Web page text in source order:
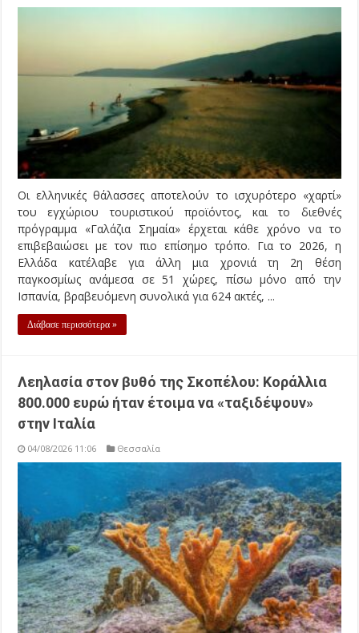
Οι ελληνικές θάλασσες αποτελούν το ισχυρότερο «χαρτί»
του εγχώριου τουριστικού προϊόντος, και το διεθνές
πρόγραμμα «Γαλάζια Σημαία» έρχεται κάθε χρόνο να το
επιβεβαιώσει με τον πιο επίσημο τρόπο. Για το 2026, η
Ελλάδα κατέλαβε για άλλη μια χρονιά τη 2η θέση
παγκοσμίως ανάμεσα σε 51 χώρες, πίσω μόνο από την
Ισπανία, βραβευόμενη συνολικά για 624 ακτές, ...
Διάβασε περισσότερα »
Λεηλασία στον βυθό της Σκοπέλου: Κοράλλια
800.000 ευρώ ήταν έτοιμα να «ταξιδέψουν»
στην Ιταλία
04/08/2026 11:06 Θεσσαλία